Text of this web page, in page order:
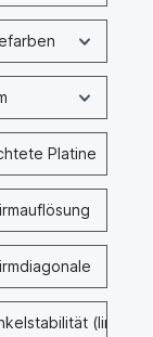
Platine
(links /